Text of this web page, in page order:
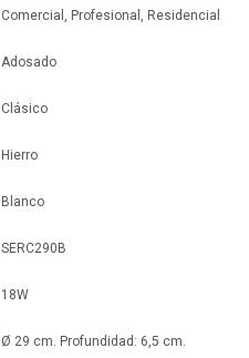
Comercial, Profesional, Residencial
Adosado
Clásico
Hierro
Blanco
SERC290B
18W
Ø 29 cm. Profundidad: 6,5 cm.